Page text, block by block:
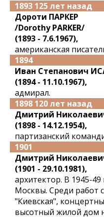
1893 125 лет назад
Дороти ПАРКЕР
/Dorothy PARKER/
(1893 - 7.6.1967),
американская
1894
Иван Степанович
(1894 - 11.10.1967),
адмирал.
1898 120 лет назад
Дмитрий
(1898 - 14.12.1954),
партизанский
1901
Дмитрий
(1901 - 29.10.1981),
архитектор. В 1945-49
Москвы. Среди работ
"Киевская",
высотный жилой дом